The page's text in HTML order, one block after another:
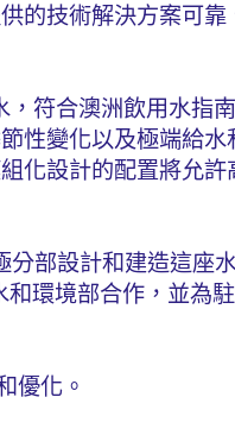
的技術解決方案可靠
符合澳洲飲用水指南
性變化以及極端給水
化設計的配置將允許
分部設計和建造這座
環境部合作，並為
優化。